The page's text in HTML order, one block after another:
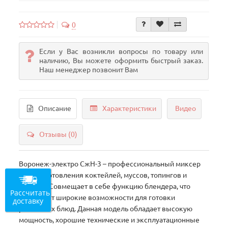
0
Если у Вас возникли вопросы по товару или
наличию, Вы можете оформить быстрый заказ.
Наш менеджер позвонит Вам
Описание Характеристики Видео
Отзывы (0)
Воронеж-электро СжН-3 – профессиональный миксер
для приготовления коктейлей, муссов, топингов и
прочего. Совмещает в себе функцию блендера, что
открывает широкие возможности для готовки
различных блюд. Данная модель обладает высокую
мощность, хорошие технические и эксплуатационные
Рассчитать
доставку